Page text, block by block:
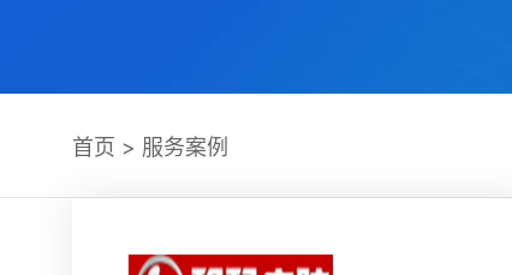
首页 > 服务案例